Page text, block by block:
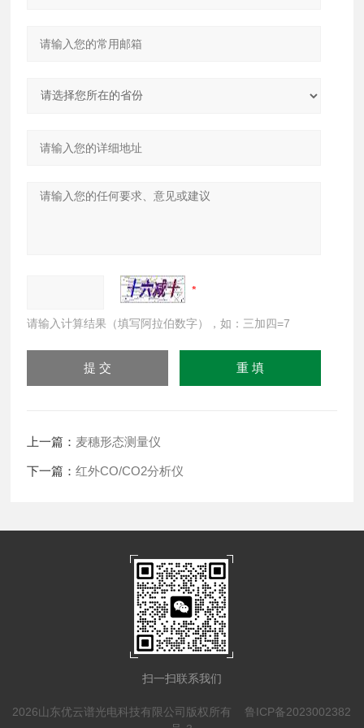
请输入计算结果（填写阿拉伯数字），如：三加四=7
上一篇： 麦穗形态测量仪
下一篇：红外CO/CO2分析仪
扫一扫联系我们
2026山东优云谱光电科技有限公司版权所有 鲁ICP备2023002382